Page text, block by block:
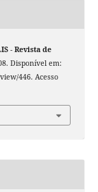
- Revista de
Disponível em:
446. Acesso